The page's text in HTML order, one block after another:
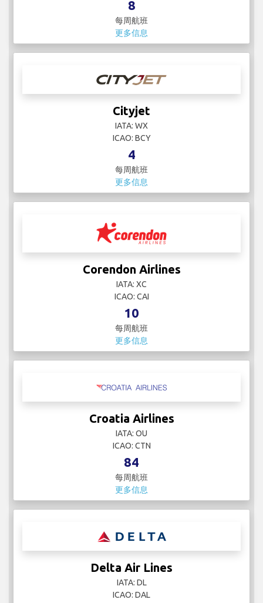
8
每周航班
更多信息
Cityjet
IATA: WX
ICAO: BCY
4
每周航班
更多信息
Corendon Airlines
IATA: XC
ICAO: CAI
10
每周航班
更多信息
Croatia Airlines
IATA: OU
ICAO: CTN
84
每周航班
更多信息
Delta Air Lines
IATA: DL
ICAO: DAL